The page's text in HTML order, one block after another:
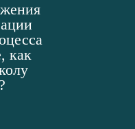
как